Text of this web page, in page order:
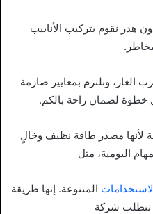
هدر نقوم بتركيب الأنابيب
الغاز، ونلتزم بمعايير صارمة
خطوة لضمان راحة بالكم.
لأنها مصدر طاقة نظيف وخالٍ
اليومية، مثل
المتنوعة. إنها طريقة
تتطلب شركة